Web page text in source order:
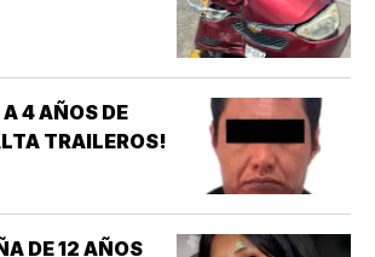
4 AÑOS DE
TRAILEROS!
DE 12 AÑOS